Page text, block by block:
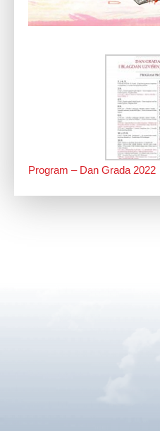
Program – Dan Grada 2022